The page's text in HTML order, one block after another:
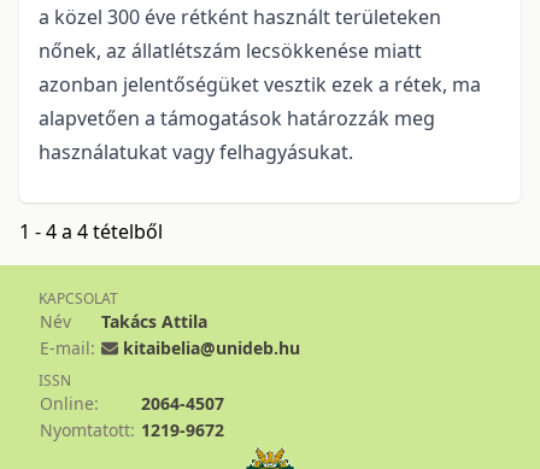
a közel 300 éve rétként használt területeken
nőnek, az állatlétszám lecsökkenése miatt
azonban jelentőségüket vesztik ezek a rétek, ma
alapvetően a támogatások határozzák meg
használatukat vagy felhagyásukat.
1 - 4 a 4 tételből
KAPCSOLAT
Név
Takács Attila
E-mail:
kitaibelia@unideb.hu
ISSN
Online:
2064-4507
Nyomtatott: 1219-9672